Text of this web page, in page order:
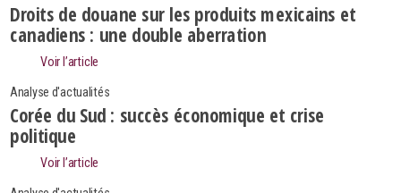
Droits de douane sur les produits mexicains et
canadiens : une double aberration
Voir l’article
Analyse d'actualités
Corée du Sud : succès économique et crise
politique
Voir l’article